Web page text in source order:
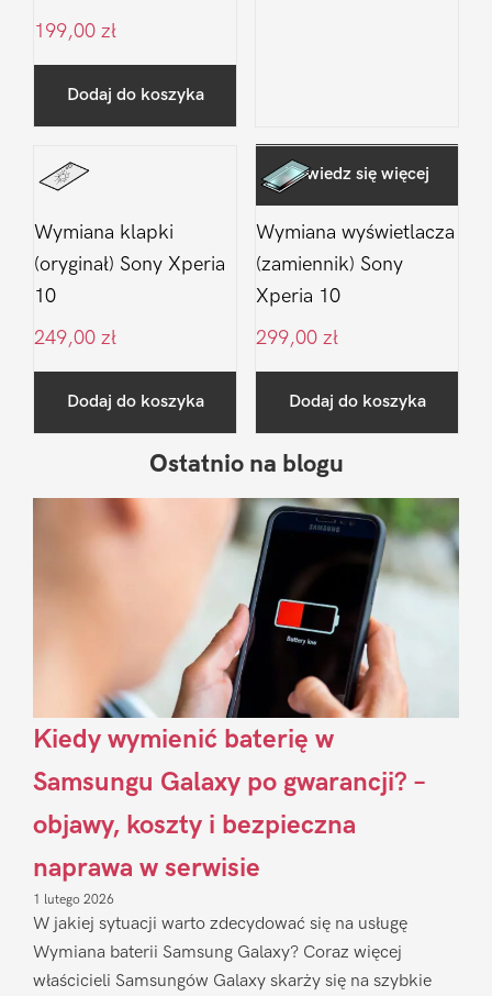
199,00 zł
Dodaj do koszyka
Dowiedz się więcej
Wymiana klapki
(oryginał) Sony Xperia
10
249,00 zł
Dodaj do koszyka
Wymiana wyświetlacza
(zamiennik) Sony
Xperia 10
299,00 zł
Dodaj do koszyka
Sidebar
Ostatnio na blogu
Kiedy wymienić baterię w
Samsungu Galaxy po gwarancji? –
objawy, koszty i bezpieczna
naprawa w serwisie
1 lutego 2026
W jakiej sytuacji warto zdecydować się na usługę
Wymiana baterii Samsung Galaxy? Coraz więcej
właścicieli Samsungów Galaxy skarży się na szybkie